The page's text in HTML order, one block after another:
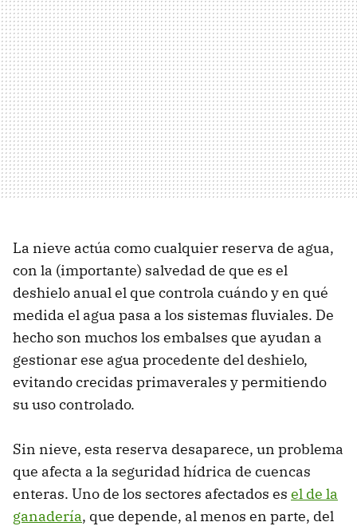
La nieve actúa como cualquier reserva de agua,
con la (importante) salvedad de que es el
deshielo anual el que controla cuándo y en qué
medida el agua pasa a los sistemas fluviales. De
hecho son muchos los embalses que ayudan a
gestionar ese agua procedente del deshielo,
evitando crecidas primaverales y permitiendo
su uso controlado.
Sin nieve, esta reserva desaparece, un problema
que afecta a la seguridad hídrica de cuencas
enteras. Uno de los sectores afectados es el de la
ganadería, que depende, al menos en parte, del